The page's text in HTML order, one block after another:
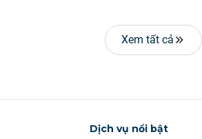
Xem tất cả
Dịch vụ nổi bật